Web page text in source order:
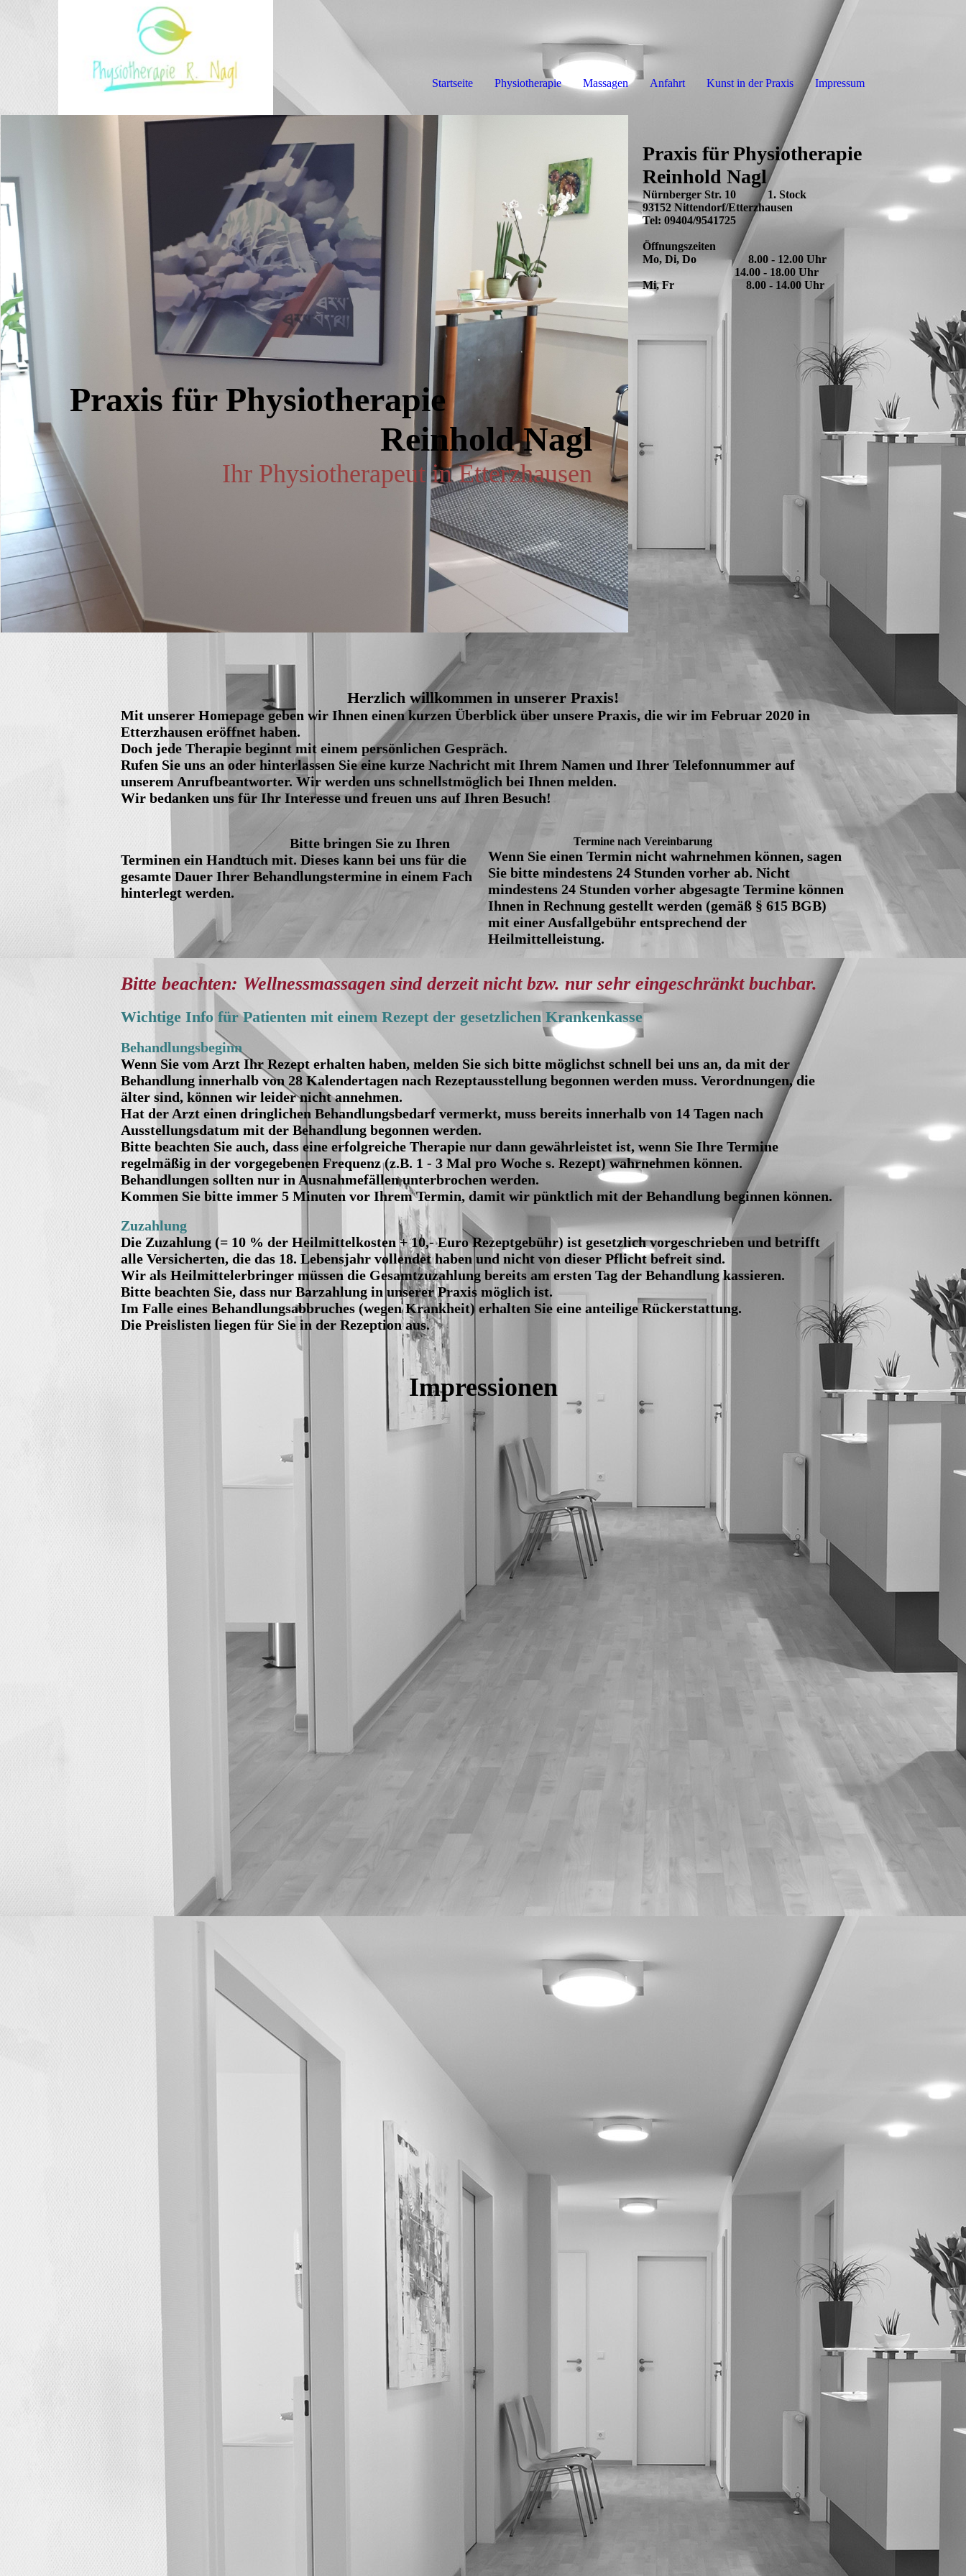
Startseite Physiotherapie Massagen Anfahrt Kunst in der Praxis Impressum
Praxis für Physiotherapie
Reinhold Nagl
Ihr Physiotherapeut in Etterzhausen
Praxis für Physiotherapie
Reinhold Nagl
Nürnberger Str. 10 1. Stock
93152 Nittendorf/Etterzhausen
Tel: 09404/9541725
Öffnungszeiten
Mo, Di, Do 8.00 - 12.00 Uhr
14.00 - 18.00 Uhr
Mi, Fr 8.00 - 14.00 Uhr
Herzlich willkommen in unserer Praxis!
Mit unserer Homepage geben wir Ihnen einen kurzen Überblick über unsere Praxis, die wir im Februar 2020 in
Etterzhausen eröffnet haben.
Doch jede Therapie beginnt mit einem persönlichen Gespräch.
Rufen Sie uns an oder hinterlassen Sie eine kurze Nachricht mit Ihrem Namen und Ihrer Telefonnummer auf
unserem Anrufbeantworter. Wir werden uns schnellstmöglich bei Ihnen melden.
Wir bedanken uns für Ihr Interesse und freuen uns auf Ihren Besuch!
Bitte bringen Sie zu Ihren
Terminen ein Handtuch mit. Dieses kann bei uns für die
gesamte Dauer Ihrer Behandlungstermine in einem Fach
hinterlegt werden.
Termine nach Vereinbarung
Wenn Sie einen Termin nicht wahrnehmen können, sagen
Sie bitte mindestens 24 Stunden vorher ab. Nicht
mindestens 24 Stunden vorher abgesagte Termine können
Ihnen in Rechnung gestellt werden (gemäß § 615 BGB)
mit einer Ausfallgebühr entsprechend der
Heilmittelleistung.
Bitte beachten: Wellnessmassagen sind derzeit nicht bzw. nur sehr eingeschränkt buchbar.
Wichtige Info für Patienten mit einem Rezept der gesetzlichen Krankenkasse
Behandlungsbeginn
Wenn Sie vom Arzt Ihr Rezept erhalten haben, melden Sie sich bitte möglichst schnell bei uns an, da mit der
Behandlung innerhalb von 28 Kalendertagen nach Rezeptausstellung begonnen werden muss. Verordnungen, die
älter sind, können wir leider nicht annehmen.
Hat der Arzt einen dringlichen Behandlungsbedarf vermerkt, muss bereits innerhalb von 14 Tagen nach
Ausstellungsdatum mit der Behandlung begonnen werden.
Bitte beachten Sie auch, dass eine erfolgreiche Therapie nur dann gewährleistet ist, wenn Sie Ihre Termine
regelmäßig in der vorgegebenen Frequenz (z.B. 1 - 3 Mal pro Woche s. Rezept) wahrnehmen können.
Behandlungen sollten nur in Ausnahmefällen unterbrochen werden.
Kommen Sie bitte immer 5 Minuten vor Ihrem Termin, damit wir pünktlich mit der Behandlung beginnen können.
Zuzahlung
Die Zuzahlung (= 10 % der Heilmittelkosten + 10,- Euro Rezeptgebühr) ist gesetzlich vorgeschrieben und betrifft
alle Versicherten, die das 18. Lebensjahr vollendet haben und nicht von dieser Pflicht befreit sind.
Wir als Heilmittelerbringer müssen die Gesamtzuzahlung bereits am ersten Tag der Behandlung kassieren.
Bitte beachten Sie, dass nur Barzahlung in unserer Praxis möglich ist.
Im Falle eines Behandlungsabbruches (wegen Krankheit) erhalten Sie eine anteilige Rückerstattung.
Die Preislisten liegen für Sie in der Rezeption aus.
Impressionen